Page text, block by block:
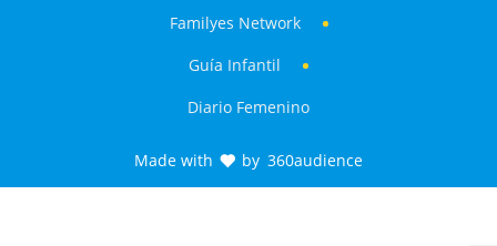
Familyes Network
Guía Infantil
Diario Femenino
Made with by 360audience